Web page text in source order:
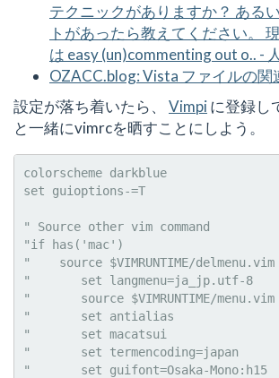
テクニックがありますか？ ある
トがあったら教えてください。
は easy (un)commenting out o.. -
OZACC.blog: Vista ファイルの関
設定が落ち着いたら、 Vimpiに登録し
と一緒にvimrcを晒すことにしよう。
colorscheme darkblue
set guioptions-=T
" Source other vim command
"if has('mac')
"    source $VIMRUNTIME/delmenu.vim
"       set langmenu=ja_jp.utf-8
"       source $VIMRUNTIME/menu.vim
"       set antialias
"       set macatsui
"       set termencoding=japan
"       set guifont=Osaka-Mono:h15